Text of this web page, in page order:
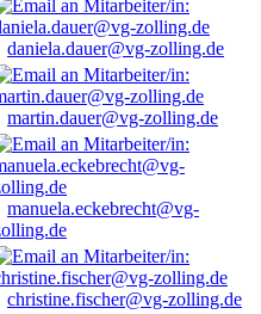
daniela.dauer@vg-zolling.de
martin.dauer@vg-zolling.de
manuela.eckebrecht@vg-
christine.fischer@vg-zolling.de